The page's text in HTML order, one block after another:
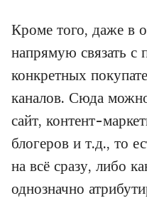
Кроме того, даже в
напрямую связать с
конкретных
каналов. Сюда
сайт, контент-
блогеров и т.д., то
на всё сразу, либо
однозначно